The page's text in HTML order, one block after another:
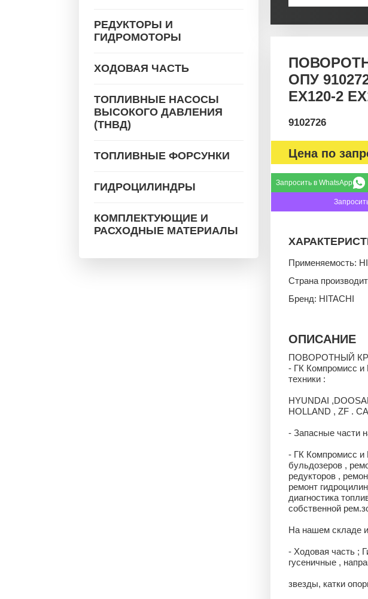
РЕДУКТОРЫ И
ГИДРОМОТОРЫ
ХОДОВАЯ ЧАСТЬ
ТОПЛИВНЫЕ НАСОСЫ
ВЫСОКОГО ДАВЛЕНИЯ
(ТНВД)
ТОПЛИВНЫЕ ФОРСУНКИ
ГИДРОЦИЛИНДРЫ
КОМПЛЕКТУЮЩИЕ И
РАСХОДНЫЕ МАТЕРИАЛЫ
ОПУ
EX120-2
9102726
Цена по
Запросить в WhatsApp
Применяемость:
Страна
Бренд: HITACHI
ОПИСАНИЕ
ПОВОРОТНЫЙ
- ГК Компромисс и
техники :
HYUNDAI
HOLLAND , ZF .
- Запасные части
- ГК Компромисс и
бульдозеров ,
редукторов ,
ремонт
диагностика
собственной
На нашем складе
- Ходовая часть ;
гусеничные ,
звезды, катки